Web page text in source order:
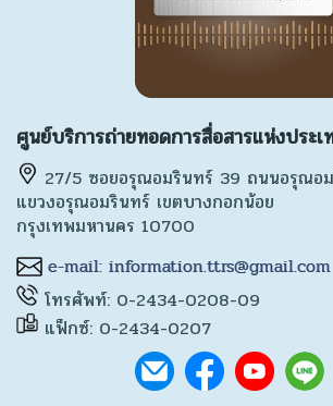
ศูนย์บริการถ่ายทอดการสื่อสารแห่งประเ
27/5 ซอยอรุณอมรินทร์ 39 ถนนอรุณอ
แขวงอรุณอมรินทร์ เขตบางกอกน้อย
กรุงเทพมหานคร 10700
โทรศัพท์: 0-2434-0208-09
แฟ็กซ์: 0-2434-0207